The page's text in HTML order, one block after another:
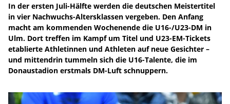
In der ersten Juli-Hälfte werden die deutschen Meistertitel
in vier Nachwuchs-Altersklassen vergeben. Den Anfang
macht am kommenden Wochenende die U16-/U23-DM in
Ulm. Dort treffen im Kampf um Titel und U23-EM-Tickets
etablierte Athletinnen und Athleten auf neue Gesichter –
und mittendrin tummeln sich die U16-Talente, die im
Donaustadion erstmals DM-Luft schnuppern.